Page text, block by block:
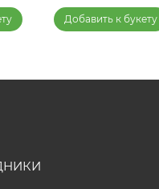
Добавить к букету